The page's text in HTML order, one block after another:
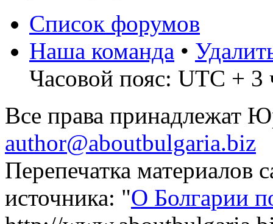
Список форумов
Наша команда •
Часовой пояс: UTC + 3
Все права принадлежат
author@aboutbulgaria.biz
Перепечатка материалов
источника: "О Болгарии